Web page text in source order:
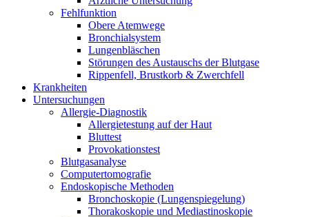
Fehlfunktion
Obere Atemwege
Bronchialsystem
Lungenbläschen
Störungen des Austauschs der Blutgase
Rippenfell, Brustkorb & Zwerchfell
Krankheiten
Untersuchungen
Allergie-Diagnostik
Allergietestung auf der Haut
Bluttest
Provokationstest
Blutgasanalyse
Computertomografie
Endoskopische Methoden
Bronchoskopie (Lungenspiegelung)
Thorakoskopie und Mediastinoskopie